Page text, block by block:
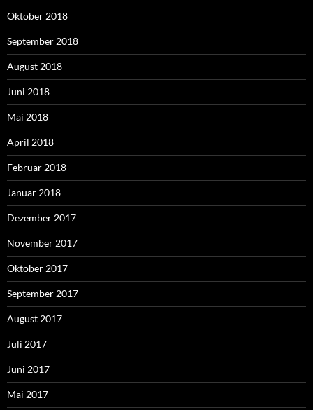
Oktober 2018
September 2018
August 2018
Juni 2018
Mai 2018
April 2018
Februar 2018
Januar 2018
Dezember 2017
November 2017
Oktober 2017
September 2017
August 2017
Juli 2017
Juni 2017
Mai 2017